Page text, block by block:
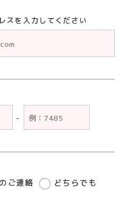
スを入力してください
-
ご連絡
どちらでも